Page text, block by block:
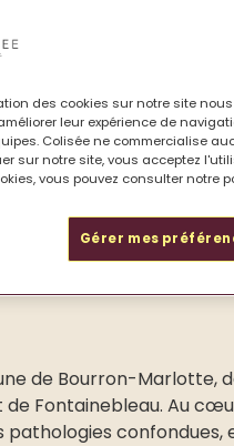
de Bourron-Marlotte,
Fontainebleau. Au
confondues,
des cookies sur notre site
leur expérience de
Colisée ne commercialise
sur notre site, vous acceptez
vous pouvez consulter notre
Gérer mes